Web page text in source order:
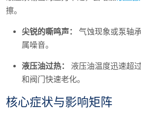
擦。
尖锐的嘶鸣声：
气蚀现象或泵轴
属噪音。
液压油过热：
液压油温度迅速超
和阀门快速老化。
核心症状与影响矩阵